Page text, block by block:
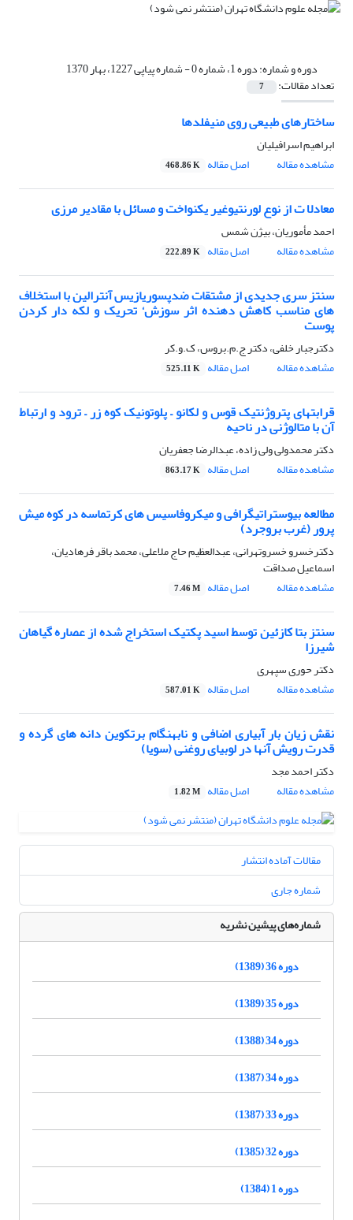
دوره و شماره:دوره 1، شماره 0 - شماره پیاپی 1227، بهار 1370
تعداد مقالات: 7
ساختارهای طبیعی روی منیفلدها
ابراهیم اسرافیلیان
مشاهده مقاله
اصل مقاله 468.86 K
معادلا ت از نوع لورنتیوغیر یکنواخت و مسائل با مقادیر مرزی
احمد مأموریان، بیژن شمس
مشاهده مقاله
اصل مقاله 222.89 K
سنتز سری جدیدی از مشتقات ضدپسوریازیس آنترالین با استخلاف
های مناسب کاهش دهنده اثر سوزش‘ تحریک و لکه دار کردن
پوست
دکترجبار خلفی، دکتر ج.م.بروس، ک.و.کر
مشاهده مقاله
اصل مقاله 525.11 K
قرابتهای پتروژنتیک قوس و لکانو – پلوتونیک کوه زر – ترود و ارتباط
آن با متالوژنی در ناحیه
دکتر محمدولی ولی زاده، عبدالرضا جعفریان
مشاهده مقاله
اصل مقاله 863.17 K
مطالعه بیوستراتیگرافی و میکروفاسیس های کرتماسه در کوه میش
پرور (غرب بروجرد)
دکترخسرو خسروتهرانی، عبدالعظیم حاج ملاعلی، محمد باقر فرهادیان،
اسماعیل صداقت
مشاهده مقاله
اصل مقاله 7.46 M
سنتز بتا کازئین توسط اسید پکتیک استخراج شده از عصاره گیاهان
شیرزا
دکتر حوری سپهری
مشاهده مقاله
اصل مقاله 587.01 K
نقش زیان بار آبیاری اضافی و نابهنگام برتکوین دانه های گرده و
قدرت رویش آنها در لوبیای روغنی (سویا)
دکتر احمد مجد
مشاهده مقاله
اصل مقاله 1.82 M
مقالات آماده انتشار
شماره جاری
شماره‌های پیشین نشریه
دوره 36 (1389)
دوره 35 (1389)
دوره 34 (1388)
دوره 34 (1387)
دوره 33 (1387)
دوره 32 (1385)
دوره 1 (1384)